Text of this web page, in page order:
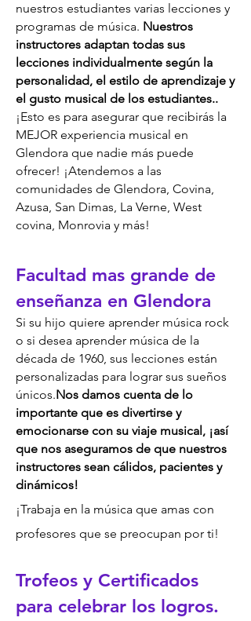
nuestros estudiantes varias lecciones y
programas de música. Nuestros
instructores adaptan todas sus
lecciones individualmente según la
personalidad, el estilo de aprendizaje y
el gusto musical de los estudiantes..
¡Esto es para asegurar que recibirás la
MEJOR experiencia musical en
Glendora que nadie más puede
ofrecer! ¡Atendemos a las
comunidades de Glendora, Covina,
Azusa, San Dimas, La Verne, West
covina, Monrovia y más!
Facultad mas grande de
enseñanza en Glendora
Si su hijo quiere aprender música rock
o si desea aprender música de la
década de 1960, sus lecciones están
personalizadas para lograr sus sueños
únicos.Nos damos cuenta de lo
importante que es divertirse y
emocionarse con su viaje musical, ¡así
que nos aseguramos de que nuestros
instructores sean cálidos, pacientes y
dinámicos!
¡Trabaja en la música que amas con
profesores que se preocupan por ti!
Trofeos y Certificados
para celebrar los logros.